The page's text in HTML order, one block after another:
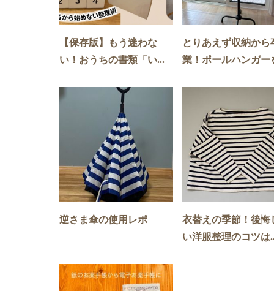
【保存版】もう迷わな
い！おうちの書類「い...
とりあえず収納から
業！ポールハンガー
逆さま傘の使用レポ
衣替えの季節！後悔
い洋服整理のコツは